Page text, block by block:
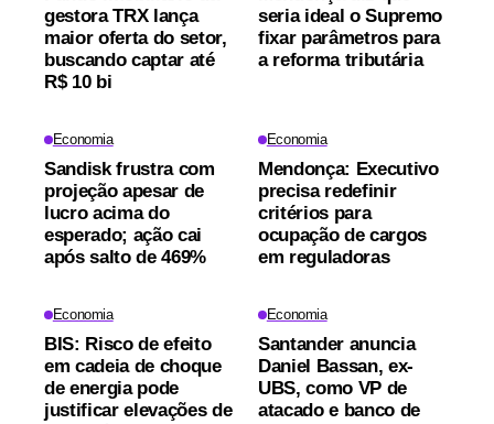
gestora TRX lança
maior oferta do setor,
buscando captar até
R$ 10 bi
seria ideal o Supremo
fixar parâmetros para
a reforma tributária
Economia
Sandisk frustra com
projeção apesar de
lucro acima do
esperado; ação cai
após salto de 469%
Economia
Mendonça: Executivo
precisa redefinir
critérios para
ocupação de cargos
em reguladoras
Economia
BIS: Risco de efeito
em cadeia de choque
de energia pode
justificar elevações de
Economia
Santander anuncia
Daniel Bassan, ex-
UBS, como VP de
atacado e banco de